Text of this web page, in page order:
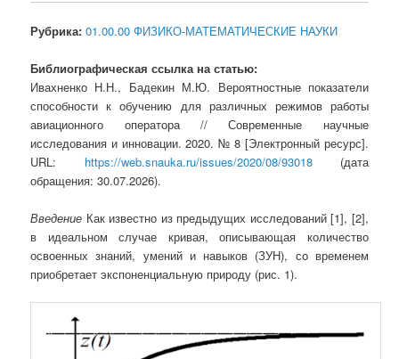
Рубрика: 01.00.00 ФИЗИКО-МАТЕМАТИЧЕСКИЕ НАУКИ
Библиографическая ссылка на статью:
Ивахненко Н.Н., Бадекин М.Ю. Вероятностные показатели
способности к обучению для различных режимов работы
авиационного оператора // Современные научные
исследования и инновации. 2020. № 8 [Электронный ресурс].
URL: https://web.snauka.ru/issues/2020/08/93018(дата
обращения: 30.07.2026).
Введение Как известно из предыдущих исследований [1], [2],
в идеальном случае кривая, описывающая количество
освоенных знаний, умений и навыков (ЗУН), со временем
приобретает экспоненциальную природу (рис. 1).